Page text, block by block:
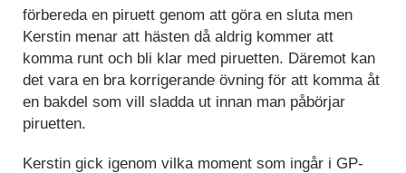
förbereda en piruett genom att göra en sluta men
Kerstin menar att hästen då aldrig kommer att
komma runt och bli klar med piruetten. Däremot kan
det vara en bra korrigerande övning för att komma åt
en bakdel som vill sladda ut innan man påbörjar
piruetten.
Kerstin gick igenom vilka moment som ingår i GP-